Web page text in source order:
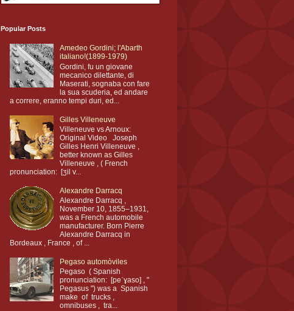
Popular Posts
Amedeo Gordini; l'Abarth
italiano!(1899-1979)
Gordini, fu un giovane
mecanico dilettante, di
Maserati, sognaba con fare
la sua scuderia, ed andare
a correre, eranno tempi duri, ed...
Gilles Villeneuve
Villeneuve vs Arnoux:
Original Video Joseph
Gilles Henri Villeneuve ,
better known as Gilles
Villeneuve , ( French
pronunciation: [ʒil v...
Alexandre Darracq
Alexandre Darracq ,
November 10, 1855–1931,
was a French automobile
manufacturer. Born Pierre
Alexandre Darracq in
Bordeaux , France , of ...
Pegaso automòviles
Pegaso ( Spanish
pronunciation: [peˈɣaso] , "
Pegasus ") was a Spanish
make of trucks ,
omnibuses , tra...